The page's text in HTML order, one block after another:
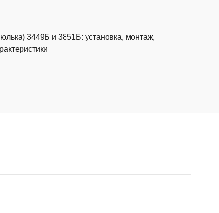
3449Б и 3851Б: установка, монтаж,